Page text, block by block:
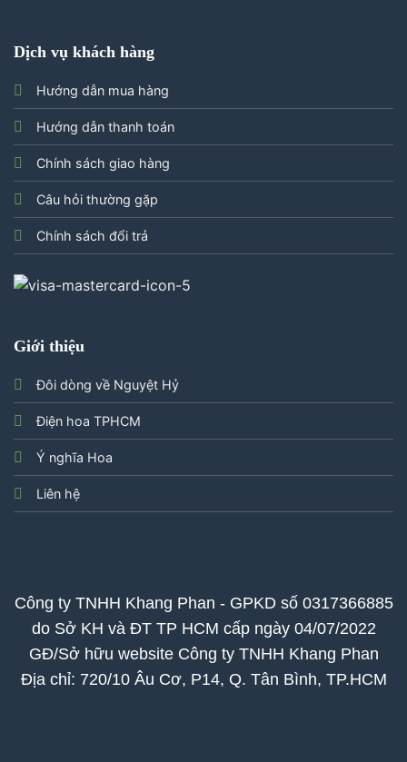
Dịch vụ khách hàng
Hướng dẫn mua hàng
Hướng dẫn thanh toán
Chính sách giao hàng
Câu hỏi thường gặp
Chính sách đổi trả
Giới thiệu
Đôi dòng về Nguyệt Hỷ
Điện hoa TPHCM
Ý nghĩa Hoa
Liên hệ
Công ty TNHH Khang Phan - GPKD số 0317366885
do Sở KH và ĐT TP HCM cấp ngày 04/07/2022
GĐ/Sở hữu website Công ty TNHH Khang Phan
Địa chỉ: 720/10 Âu Cơ, P14, Q. Tân Bình, TP.HCM